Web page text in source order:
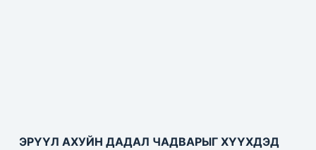
ЭРҮҮЛ АХУЙН ДАДАЛ ЧАДВАРЫГ ХҮҮХДЭД